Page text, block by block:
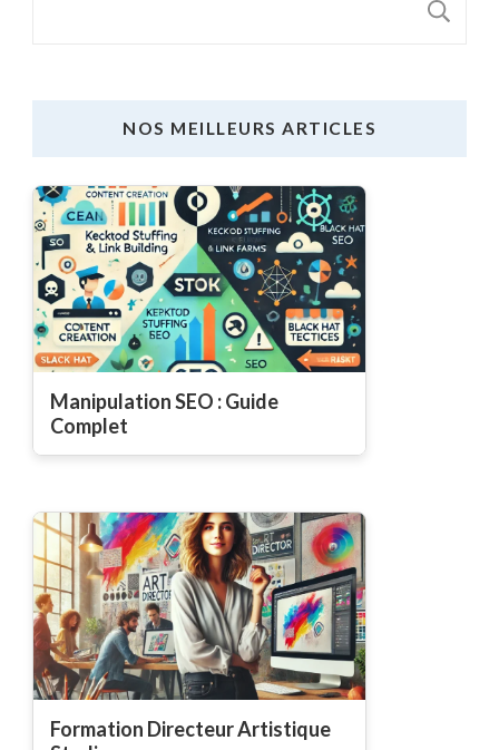
NOS MEILLEURS ARTICLES
Manipulation SEO : Guide
Complet
Formation Directeur Artistique